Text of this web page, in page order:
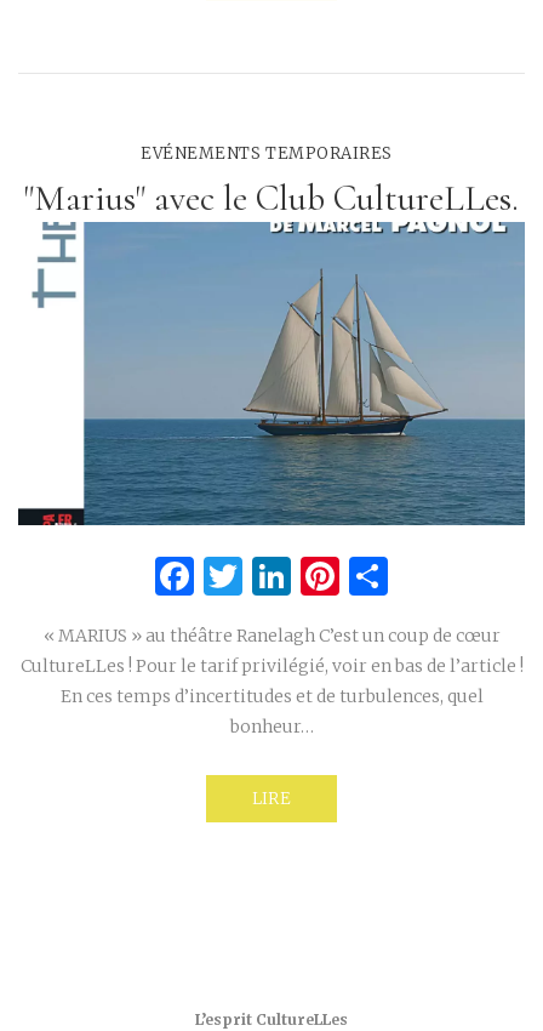
EVÉNEMENTS TEMPORAIRES
"Marius" avec le Club CultureLLes.
Facebook
Twitter
LinkedIn
Pinterest
« MARIUS » au théâtre Ranelagh C’est un coup de cœur
CultureLLes ! Pour le tarif privilégié, voir en bas de l’article !
En ces temps d’incertitudes et de turbulences, quel
bonheur…
LIRE
L’esprit CultureLLes